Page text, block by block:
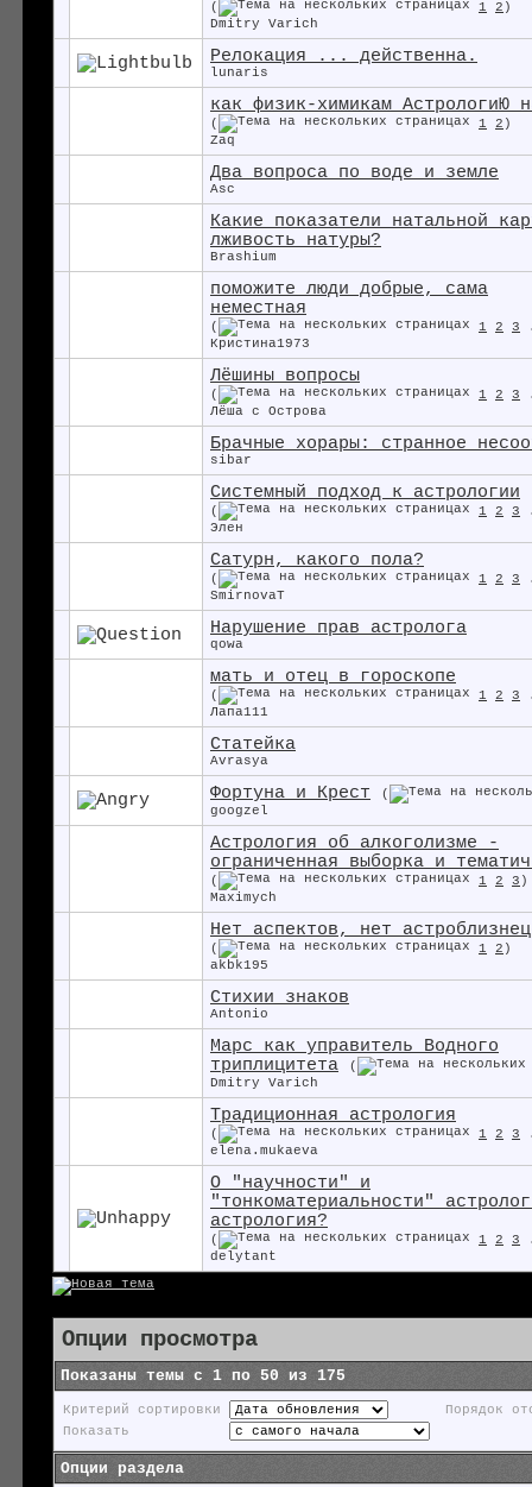
( 1 2 )
Dmitry Varich
Релокация ... действенна.
lunaris
как физик-химикам АстрологиЮ
( 1 2 )
Zaq
Два вопроса по воде и земле
Asc
Какие показатели натальной
лживость натуры?
Brashium
поможите люди добрые, сама
неместная
( 1 2 3
Кристина1973
Лёшины вопросы
( 1 2 3
Лёша с Острова
Брачные хорары: странное
sibar
Системный подход к астрологии
( 1 2 3
Элен
Сатурн, какого пола?
( 1 2 3
SmirnovaT
Нарушение прав астролога
qowa
мать и отец в гороскопе
( 1 2 3
Лапа111
Статейка
Avrasya
Фортуна и Крест
(
googzel
Астрология об алкоголизме -
ограниченная выборка и
( 1 2 3 )
Maximych
Нет аспектов, нет
( 1 2 )
akbk195
Стихии знаков
Antonio
Марс как управитель Водного
триплицитета
(
Dmitry Varich
Традиционная астрология
( 1 2 3
elena.mukaeva
О "научности" и
"тонкоматериальности"
астрология?
( 1 2 3
delytant
Опции просмотра
Показаны темы с 1 по 50 из 175
Критерий сортировки
Порядок
Показать
Опции раздела